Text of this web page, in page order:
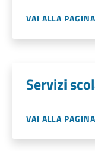
VAI ALLA PAGINA
Servizi
VAI ALLA PAGINA